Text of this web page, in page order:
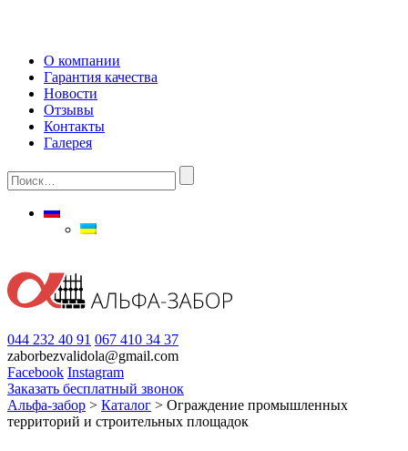
О компании
Гарантия качества
Новости
Отзывы
Контакты
Галерея
044 232 40 91 067 410 34 37
zaborbezvalidola@gmail.com
Facebook Instagram
Заказать бесплатный звонок
Альфа-забор > Каталог > Ограждение промышленных
территорий и строительных площадок